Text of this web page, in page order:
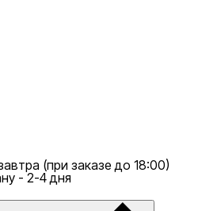
(при заказе до 18:00)
- 2-4 дня